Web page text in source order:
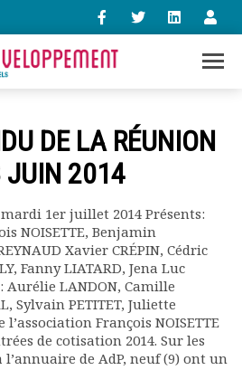
DE LA RÉUNION
JUIN 2014
1er juillet 2014 Présents:
NOISETTE, Benjamin
Xavier CRÉPIN, Cédric
Fanny LIATARD, Jena Luc
Aurélie LANDON, Camille
Sylvain PETITET, Juliette
l’association François NOISETTE
de cotisation 2014. Sur les
de AdP, neuf (9) ont un